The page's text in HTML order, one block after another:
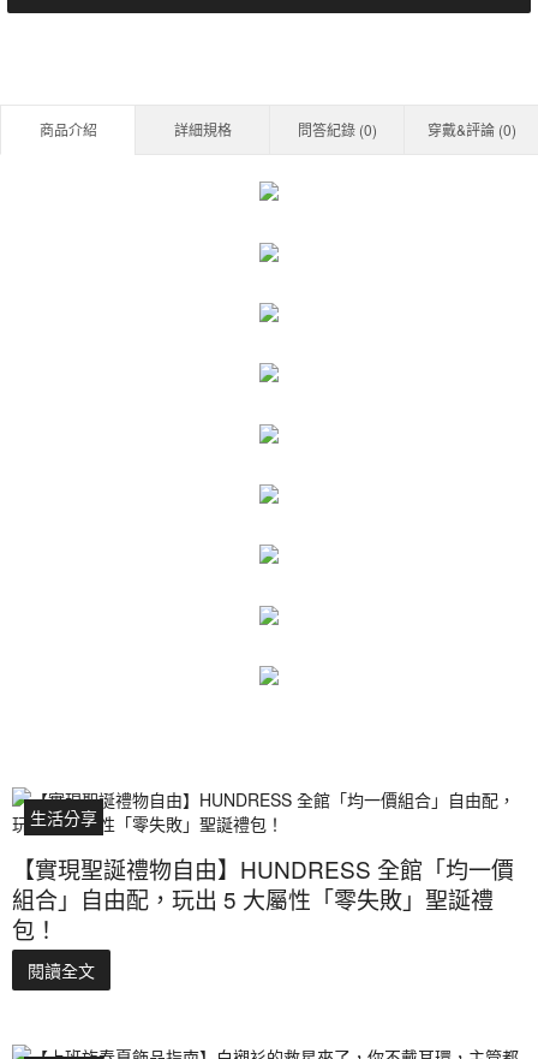
商品介紹 詳細規格 問答紀錄 (0) 穿戴&評論 (0)
生活分享
【實現聖誕禮物自由】HUNDRESS 全館「均一價
組合」自由配，玩出 5 大屬性「零失敗」聖誕禮
包！
閱讀全文